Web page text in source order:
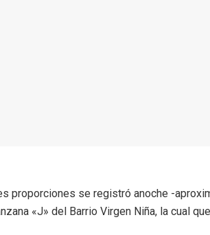
proporciones se registró anoche -
«J» del Barrio Virgen Niña, la cual